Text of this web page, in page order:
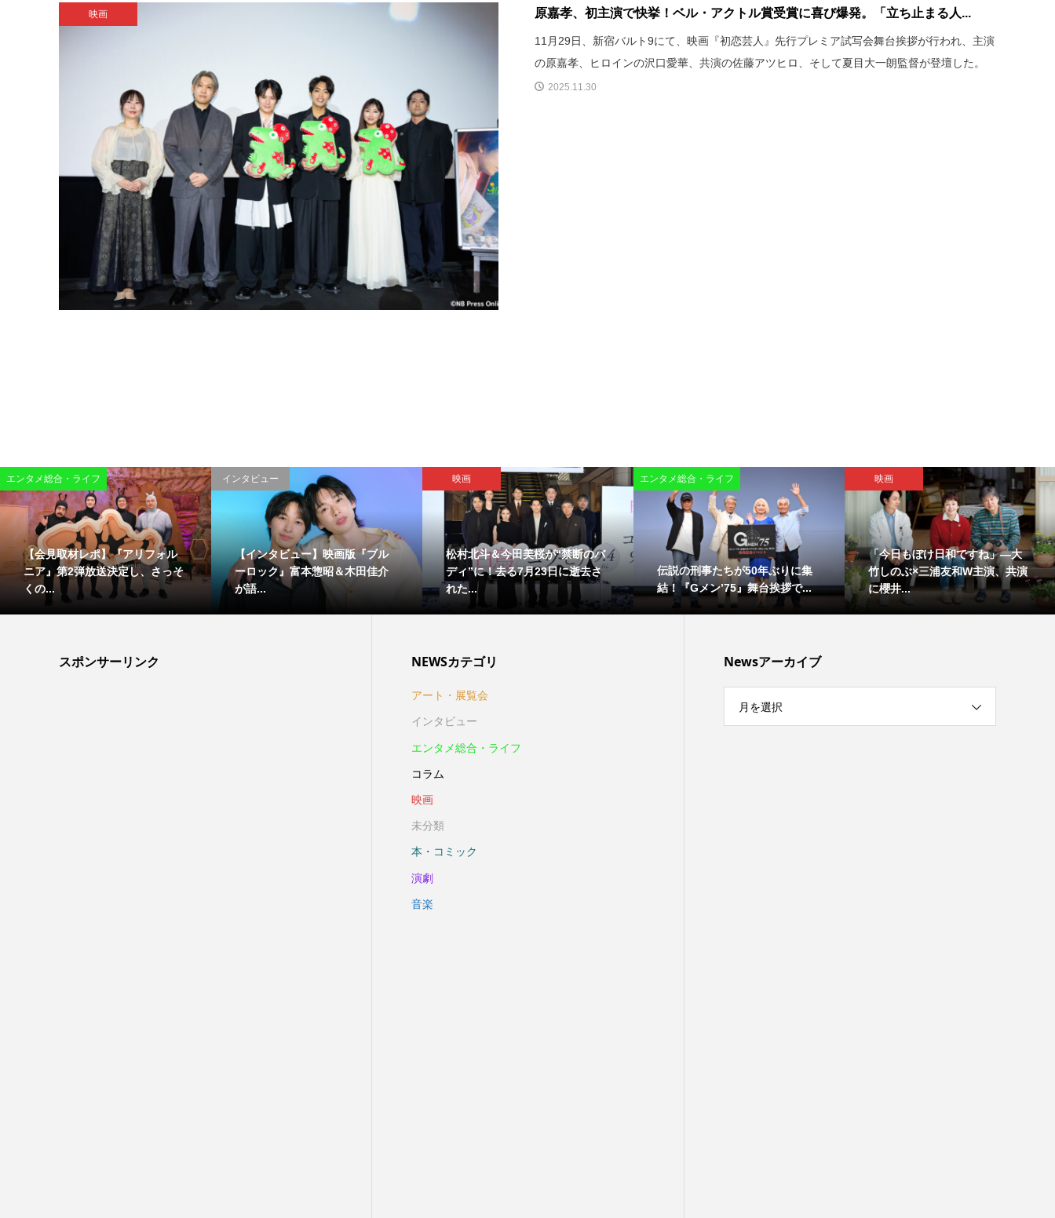
映画 原嘉孝、初主演で快挙！ベル・アクトル賞受賞に喜び爆発。「立ち止まる人...
11月29日、新宿バルト9にて、映画『初恋芸人』先行プレミア試写会舞台挨拶が行われ、主演
の原嘉孝、ヒロインの沢口愛華、共演の佐藤アツヒロ、そして夏目大一朗監督が登壇した。
2025.11.30
エンタメ総合・ライフ
【会見取材レポ】『アリフォル
ニア』第2弾放送決定し、さっそ
くの...
インタビュー
【インタビュー】映画版『ブル
ーロック』富本惣昭＆木田佳介
が語...
映画
松村北斗＆今田美桜が“禁断のバ
ディ”に！去る7月23日に逝去さ
れた...
エンタメ総合・ライフ
伝説の刑事たちが50年ぶりに集
結！『Gメン’75』舞台挨拶で...
映画
「今日もぼけ日和ですね」―大
竹しのぶ×三浦友和W主演、共演
に櫻井...
スポンサーリンク NEWSカテゴリ
アート・展覧会
インタビュー
エンタメ総合・ライフ
コラム
映画
未分類
本・コミック
演劇
音楽
Newsアーカイブ
月を選択